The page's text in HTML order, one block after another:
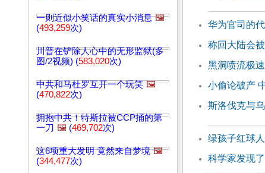
一则近似小笑话的真实小消息 🖼️
(493,259次)
川普在铲除人心中的无形监狱(多
图/2视频) (583,020次)
中共和马杜罗互开一个玩笑 🖼️
(470,822次)
拥抱中共！特斯拉被CCP捅的第
一刀 🖼️ (469,702次)
这6项重大发明 竟然来自梦境 🖼️
(344,477次)
华为官司的
称回大陆会
黑洞喷流极
小偷论破产
斯洛伐克与
绿孩子红球
科学家发现